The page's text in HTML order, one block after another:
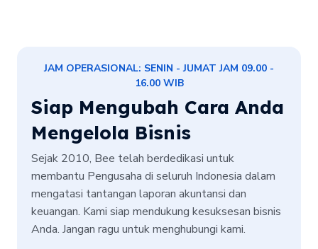
JAM OPERASIONAL: SENIN - JUMAT JAM 09.00 -
16.00 WIB
Siap Mengubah Cara Anda
Mengelola Bisnis
Sejak 2010, Bee telah berdedikasi untuk
membantu Pengusaha di seluruh Indonesia dalam
mengatasi tantangan laporan akuntansi dan
keuangan. Kami siap mendukung kesuksesan bisnis
Anda. Jangan ragu untuk menghubungi kami.